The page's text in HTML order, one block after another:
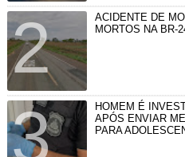
ACIDENTE DE
MORTOS NA BR-
HOMEM É
APÓS ENVIAR
PARA